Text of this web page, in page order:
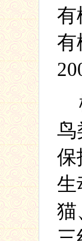
有
有
鸟
保
生
猫